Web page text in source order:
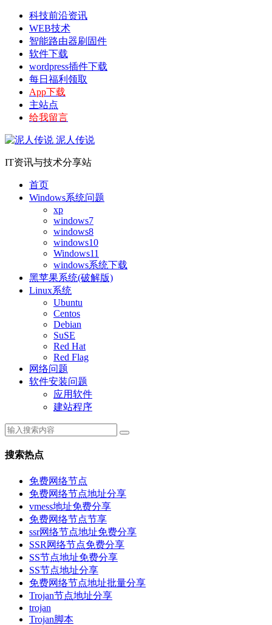
科技前沿资讯
WEB技术
智能路由器刷固件
软件下载
wordpress插件下载
每日福利领取
App下载
主站点
给我留言
泥人传说
IT资讯与技术分享站
首页
Windows系统问题
xp
windows7
windows8
windows10
Windows11
windows系统下载
黑苹果系统(破解版)
Linux系统
Ubuntu
Centos
Debian
SuSE
Red Hat
Red Flag
网络问题
软件安装问题
应用软件
建站程序
搜索热点
免费网络节点
免费网络节点地址分享
vmess地址免费分享
免费网络节点节享
ssr网络节点地址免费分享
SSR网络节点免费分享
SS节点地址免费分享
SS节点地址分享
免费网络节点地址批量分享
Trojan节点地址分享
trojan
Trojan脚本